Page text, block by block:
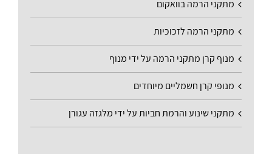
מתקני הרמה בוואקום
מתקני הרמה לזכוכיות
מנוף קרן מתקני הרמה על ידי מנוף
מנופי קרן חשמליים מיוחדים
מתקני שינוע והרמת חביות על ידי מלגזה עגורן